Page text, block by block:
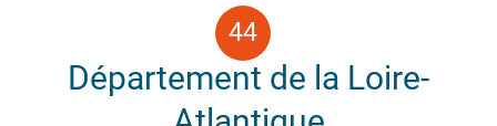
Département de la Loire-